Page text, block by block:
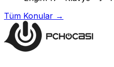
Tüm Konular →